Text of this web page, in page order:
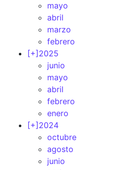
mayo
abril
marzo
febrero
[+] 2025
junio
mayo
abril
febrero
enero
[+] 2024
octubre
agosto
junio